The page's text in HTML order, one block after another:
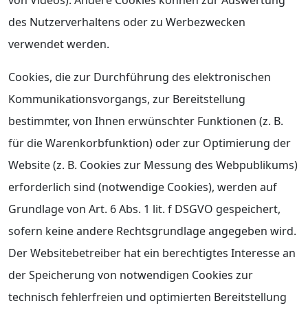
des Nutzerverhaltens oder zu Werbezwecken
verwendet werden.
Cookies, die zur Durchführung des elektronischen
Kommunikationsvorgangs, zur Bereitstellung
bestimmter, von Ihnen erwünschter Funktionen (z. B.
für die Warenkorbfunktion) oder zur Optimierung der
Website (z. B. Cookies zur Messung des Webpublikums)
erforderlich sind (notwendige Cookies), werden auf
Grundlage von Art. 6 Abs. 1 lit. f DSGVO gespeichert,
sofern keine andere Rechtsgrundlage angegeben wird.
Der Websitebetreiber hat ein berechtigtes Interesse an
der Speicherung von notwendigen Cookies zur
technisch fehlerfreien und optimierten Bereitstellung